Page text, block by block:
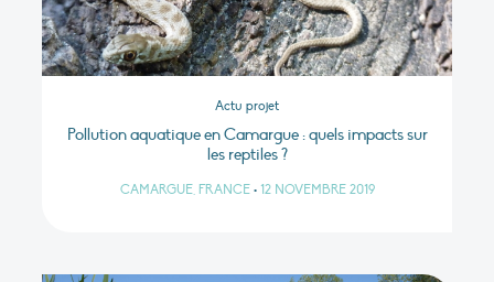
Actu projet
Pollution aquatique en Camargue : quels impacts sur
les reptiles ?
CAMARGUE, FRANCE • 12 NOVEMBRE 2019